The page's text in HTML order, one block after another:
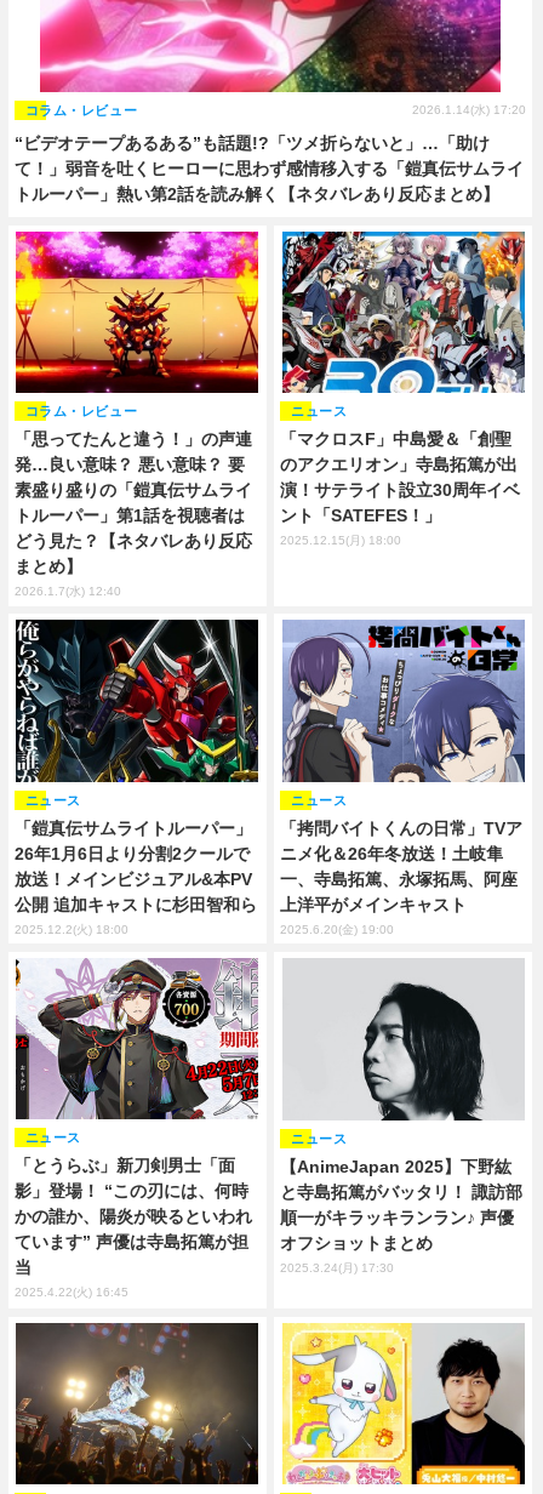
“ビデオテープあるある”も話題!?「ツメ折らないと」…「助け
て！」弱音を吐くヒーローに思わず感情移入する「鎧真伝サムライ
トルーパー」熱い第2話を読み解く【ネタバレあり反応まとめ】
コラム・レビュー 2026.1.14(水) 17:20
「思ってたんと違う！」の声連
発…良い意味？ 悪い意味？ 要
素盛り盛りの「鎧真伝サムライ
トルーパー」第1話を視聴者は
どう見た？【ネタバレあり反応
まとめ】
コラム・レビュー
2026.1.7(水) 12:40
「マクロスF」中島愛＆「創聖
のアクエリオン」寺島拓篤が出
演！サテライト設立30周年イベ
ント「SATEFES！」
ニュース
2025.12.15(月) 18:00
「鎧真伝サムライトルーパー」
26年1月6日より分割2クールで
放送！メインビジュアル&本PV
公開 追加キャストに杉田智和ら
ニュース
2025.12.2(火) 18:00
「拷問バイトくんの日常」TVア
ニメ化＆26年冬放送！土岐隼
一、寺島拓篤、永塚拓馬、阿座
上洋平がメインキャスト
ニュース
2025.6.20(金) 19:00
「とうらぶ」新刀剣男士「面
影」登場！ “この刃には、何時
かの誰か、陽炎が映るといわれ
ています” 声優は寺島拓篤が担
当
ニュース
2025.4.22(火) 16:45
【AnimeJapan 2025】下野紘
と寺島拓篤がバッタリ！ 諏訪部
順一がキラッキランラン♪ 声優
オフショットまとめ
ニュース
2025.3.24(月) 17:30